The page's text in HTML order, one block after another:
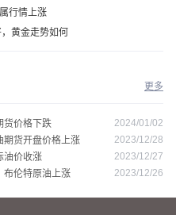
行情上涨
黄金走势如何
更多
货价格下跌
2024/01/02
期货开盘价格上涨
2023/12/28
油价收涨
2023/12/27
布伦特原油上涨
2023/12/26